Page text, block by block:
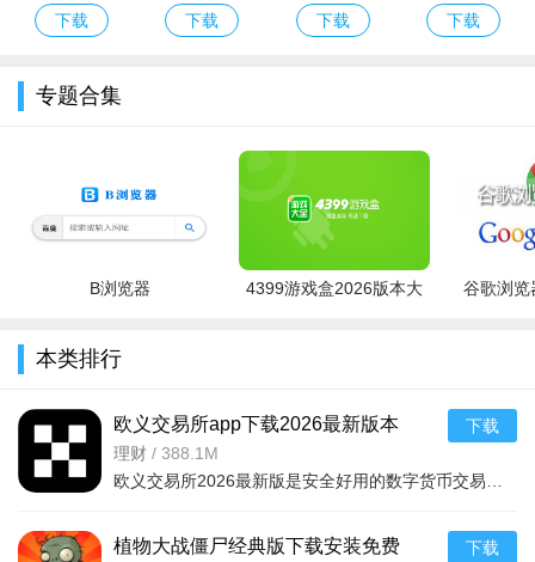
3、点击指定按钮，能查看最新离线缓存进度，缓存完成后即
可离线观看视频。
免费网络短剧
下载
下载2026中文
下载
官方正版免费
下载
方版下载2026
下载
专题合集
B浏览器
4399游戏盒2026版本大
谷歌浏览
本类排行
欧义交易所app下载2026最新版本
v6.165.0最新版
理财 / 388.1M
下载
植物大战僵尸经典版下载安装免费
下载